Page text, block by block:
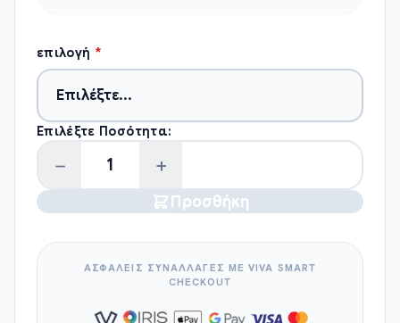
επιλογή *
Επιλέξτε Ποσότητα:
− +
Προσθήκη
ΑΣΦΑΛΕΙΣ ΣΥΝΑΛΛΑΓΕΣ ΜΕ VIVA SMART
CHECKOUT